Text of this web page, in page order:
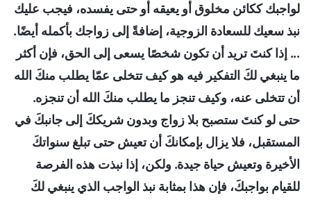
لواجبك ككائن مخلوق أو يعيقه أو حتى يفسده، فيجب عليك
نبذ سعيك للسعادة الزوجية، إضافةً إلى زواجك بأكمله أيضًا.
... إذا كنتَ تريد أن تكون شخصًا يسعى إلى الحق، فإن أكثر
ما ينبغي لكَ التفكير فيه هو كيف تتخلى عمّا يطلب منكَ الله
أن تتخلى عنه، وكيف تنجز ما يطلب منكَ الله أن تنجزه.
حتى لو كنتَ ستصبح بلا زواج وبدون شريككَ إلى جانبكَ في
المستقبل، فلا يزال بإمكانكَ أن تعيش حتى تبلغ سنواتكَ
الأخيرة وتعيش حياة جيدة. ولكن، إذا نبذت هذه الفرصة
للقيام بواجبكَ، فإن هذا بمثابة نبذ الواجب الذي ينبغي لكَ